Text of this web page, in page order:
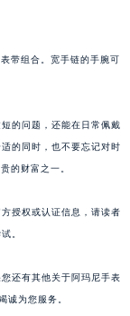
带组合。宽手链的手腕可
的问题，还能在日常佩戴
的同时，也不要忘记对时
的财富之一。
授权或认证信息，请读者
。
还有其他关于阿玛尼手表
诚为您服务。